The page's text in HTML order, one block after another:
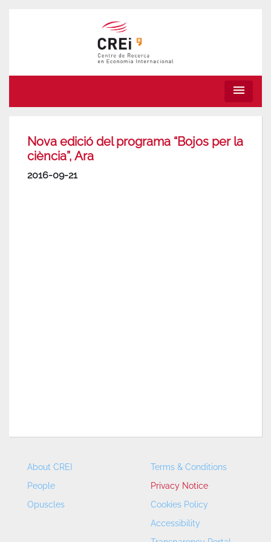
menu
Nova edició del programa “Bojos per la
ciència”, Ara
2016-09-21
About CREI
People
Opuscles
Terms & Conditions
Privacy Notice
Cookies Policy
Accessibility